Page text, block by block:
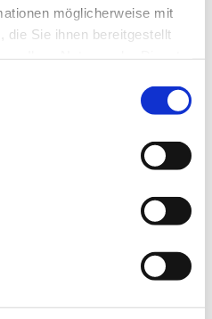
möglicherweise mit
die Sie ihnen bereitgestellt